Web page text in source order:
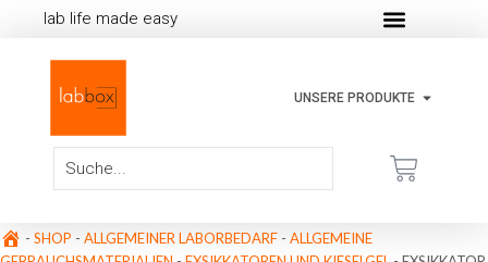
lab life made easy
UNSERE PRODUKTE
- SHOP - ALLGEMEINER LABORBEDARF - ALLGEMEINE